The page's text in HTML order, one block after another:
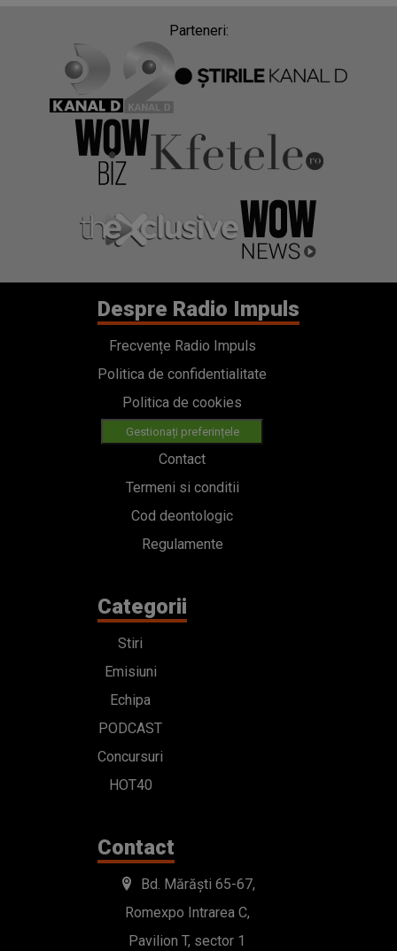
Parteneri:
Despre Radio Impuls
Frecvențe Radio Impuls
Politica de confidentialitate
Politica de cookies
Gestionați preferințele
Contact
Termeni si conditii
Cod deontologic
Regulamente
Categorii
Stiri
Emisiuni
Echipa
PODCAST
Concursuri
HOT40
Contact
Bd. Mărăști 65-67,
Romexpo Intrarea C,
Pavilion T, sector 1